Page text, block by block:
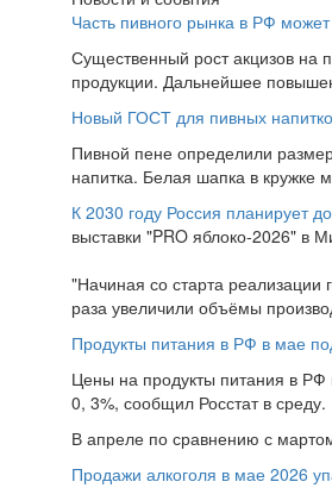
Часть пивного рынка в РФ
Существенный рост акцизов на
продукции. Дальнейшее
Новый ГОСТ для пивных
Пивной пене определили
напитка. Белая шапка в
К 2030 году Россия планирует
выставки "PRO яблоко-2026" в
"Начиная со старта
раза увеличили объёмы
Продукты питания в РФ в мае
Цены на продукты питания в РФ
0, 3%, сообщил Росстат в среду.
В апреле по сравнению с
Продажи алкоголя в мае 2026